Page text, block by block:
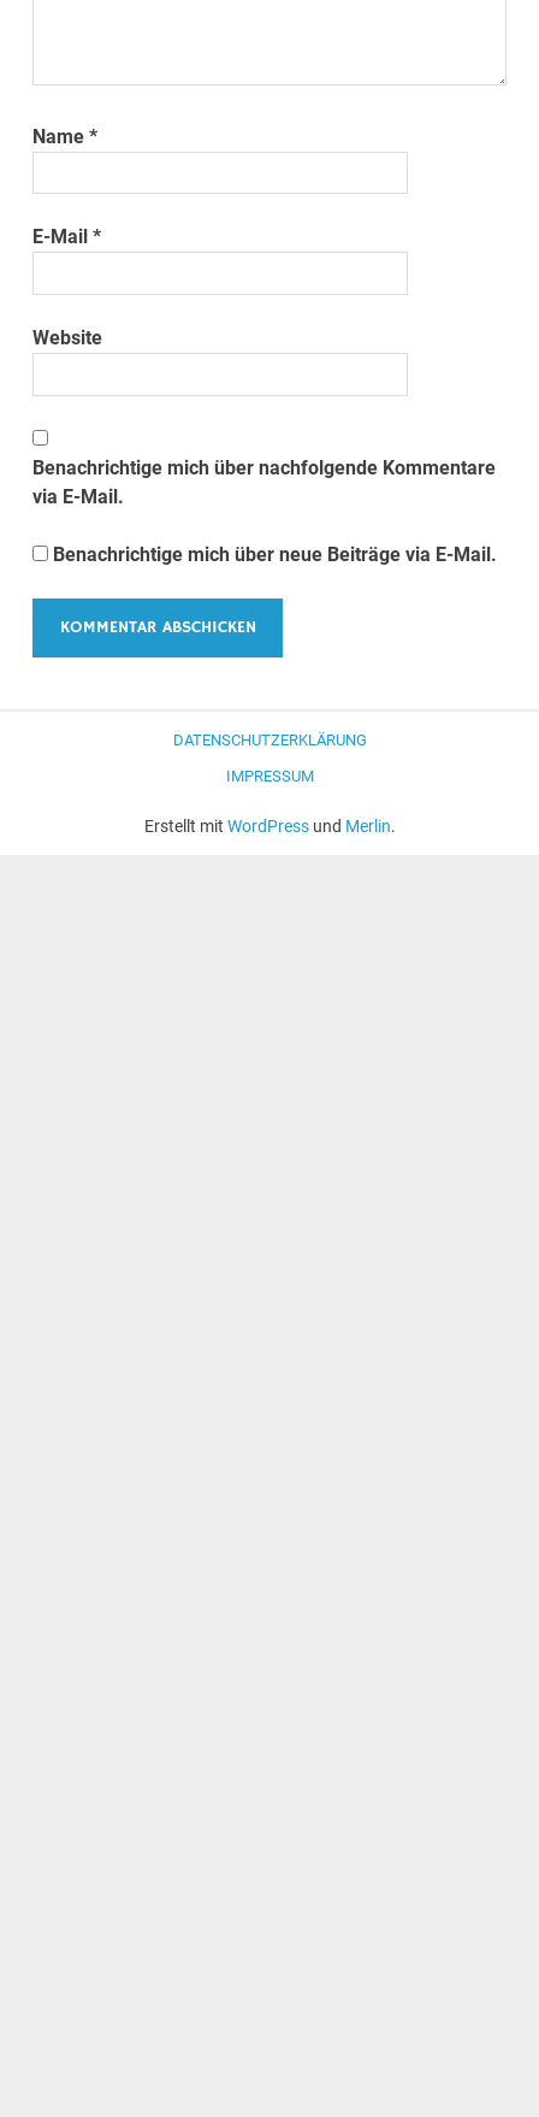
Name*
E-Mail*
Website
Benachrichtige mich über nachfolgende Kommentare
via E-Mail.
Benachrichtige mich über neue Beiträge via E-Mail.
DATENSCHUTZERKLÄRUNG
IMPRESSUM
Erstellt mit WordPressund Merlin.